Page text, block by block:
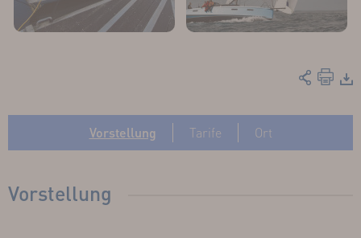
Vorstellung Tarife Ort
Vorstellung